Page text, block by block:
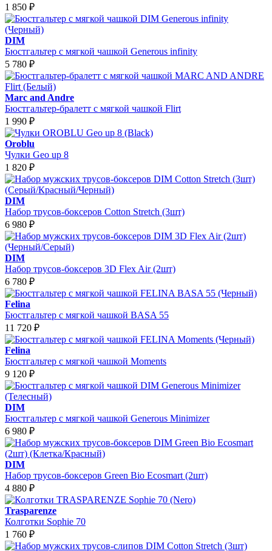
1 850 ₽
DIM
Бюстгальтер с мягкой чашкой Generous infinity
5 780 ₽
Marc and Andre
Бюстгальтер-бралетт с мягкой чашкой Flirt
1 990 ₽
Oroblu
Чулки Geo up 8
1 820 ₽
DIM
Набор трусов-боксеров Cotton Stretch (3шт)
6 980 ₽
DIM
Набор трусов-боксеров 3D Flex Air (2шт)
6 780 ₽
Felina
Бюстгальтер с мягкой чашкой BASA 55
11 720 ₽
Felina
Бюстгальтер с мягкой чашкой Moments
9 120 ₽
DIM
Бюстгальтер с мягкой чашкой Generous Minimizer
6 980 ₽
DIM
Набор трусов-боксеров Green Bio Ecosmart (2шт)
4 880 ₽
Trasparenze
Колготки Sophie 70
1 760 ₽